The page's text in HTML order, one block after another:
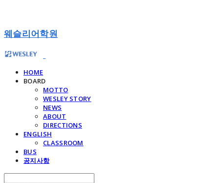
웨슬리어학원
HOME
BOARD
MOTTO
WESLEY STORY
NEWS
ABOUT
DIRECTIONS
ENGLISH
CLASSROOM
BUS
공지사항